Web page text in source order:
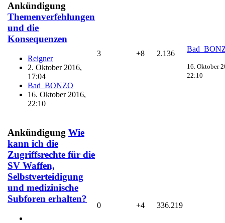
Ankündigung
Themenverfehlungen
und die
Konsequenzen
Reigner
2. Oktober 2016,
17:04
Bad_BONZO
16. Oktober 2016,
22:10
3 +8 2.136
16. Oktober
22:10
Ankündigung Wie
kann ich die
Zugriffsrechte für die
SV Waffen,
Selbstverteidigung
und medizinische
Subforen erhalten?
0 +4 336.219